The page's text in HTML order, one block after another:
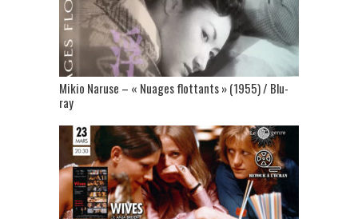
Mikio Naruse – « Nuages flottants » (1955) / Blu-
ray